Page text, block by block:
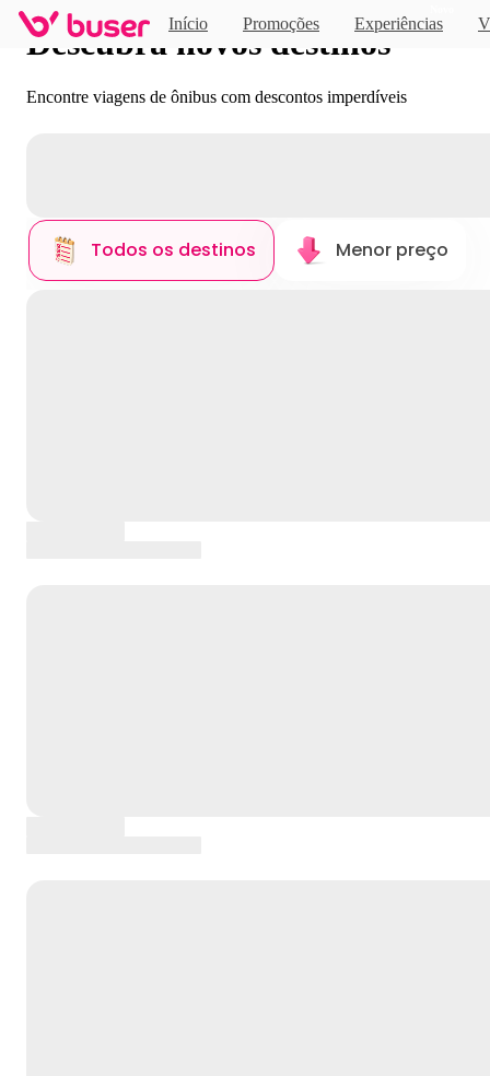
Início Promoções Experiências
Descubra novos destinos
Encontre viagens de ônibus com descontos imperdíveis
Todos os destinos Menor preço